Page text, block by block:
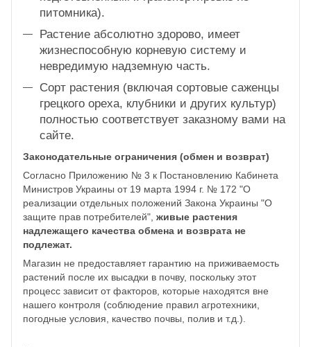
питомника).
Растение абсолютно здорово, имеет
жизнеспособную корневую систему и
невредимую надземную часть.
Сорт растения (включая сортовые саженцы
грецкого ореха, клубники и других культур)
полностью соответствует заказному вами на
сайте.
Законодательные ограничения (обмен и возврат)
Согласно Приложению № 3 к Постановлению Кабинета
Министров Украины от 19 марта 1994 г. № 172 "О
реализации отдельных положений Закона Украины "О
защите прав потребителей", живые растения
надлежащего качества обмена и возврата не
подлежат.
Магазин не предоставляет гарантию на приживаемость
растений после их высадки в почву, поскольку этот
процесс зависит от факторов, которые находятся вне
нашего контроля (соблюдение правил агротехники,
погодные условия, качество почвы, полив и т.д.).